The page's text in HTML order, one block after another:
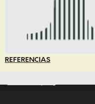
REFERENCIAS